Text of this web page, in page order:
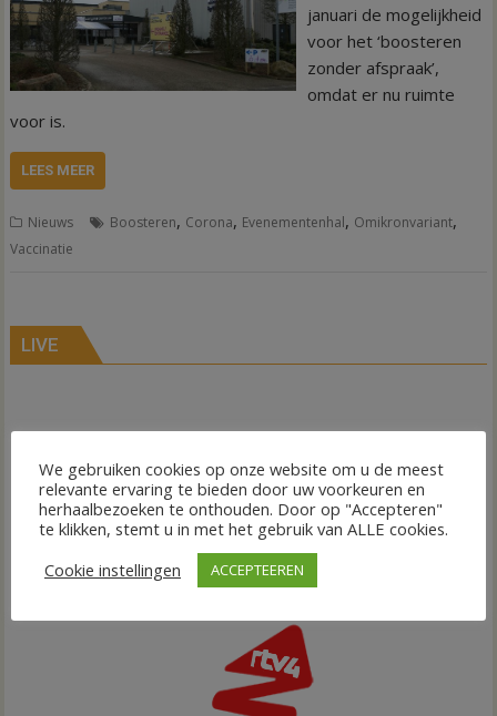
januari de mogelijkheid
voor het ‘boosteren
zonder afspraak’,
omdat er nu ruimte
voor is.
LEES MEER
Nieuws Boosteren, Corona, Evenementenhal, Omikronvariant,
Vaccinatie
LIVE
We gebruiken cookies op onze website om u de meest
relevante ervaring te bieden door uw voorkeuren en
herhaalbezoeken te onthouden. Door op "Accepteren"
te klikken, stemt u in met het gebruik van ALLE cookies.
Cookie instellingen
ACCEPTEEREN